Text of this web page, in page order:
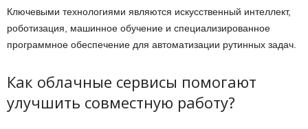
Ключевыми технологиями являются искусственный интеллект,
роботизация, машинное обучение и специализированное
программное обеспечение для автоматизации рутинных задач.
Как облачные сервисы помогают
улучшить совместную работу?